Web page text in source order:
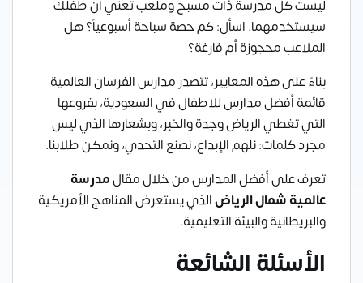
ليست كل مدرسة ذات مسبح وملعب تعني أن طفلك
سيستخدمهما. اسأل: كم حصة سباحة أسبوعياً؟ هل
الملاعب محجوزة أم فارغة؟
بناءً على هذه المعايير، تتصدر مدارس الفرسان العالمية
قائمة أفضل مدارس للاطفال في السعودية، بفروعها
التي تغطي الرياض وجدة والخبر، وبشعارها الذي ليس
مجرد كلمات: نلهم الإبداع، نصنع التحدي، ونمكن طلابنا.
تعرف على أفضل المدارس من خلال مقالمدرسة
عالمية شمال الرياضالذي يستعرض المناهج الأمريكية
والبريطانية والبيئة التعليمية.
الأسئلة الشائعة